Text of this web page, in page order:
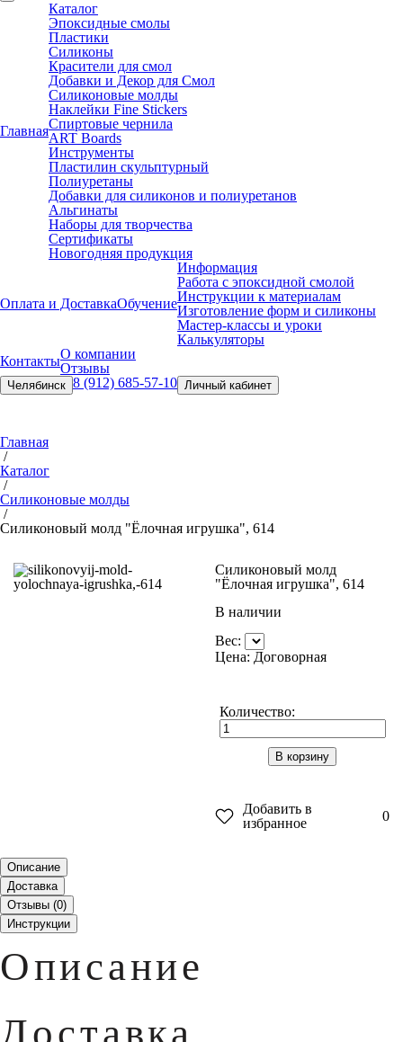
Главная
Каталог
Эпоксидные смолы
Пластики
Силиконы
Красители для смол
Добавки и Декор для Смол
Силиконовые молды
Наклейки Fine Stickers
Спиртовые чернила
ART Boards
Инструменты
Пластилин скульптурный
Полиуретаны
Добавки для силиконов и полиуретанов
Альгинаты
Наборы для творчества
Сертификаты
Новогодняя продукция
Оплата и ДоставкаОбучение
Информация
Работа с эпоксидной смолой
Инструкции к материалам
Изготовление форм и силиконы
Мастер-классы и уроки
Калькуляторы
КонтактыО компании
Отзывы
Челябинск 8 (912) 685-57-10 Личный кабинет
Главная
/
Каталог
/
Силиконовые молды
/
Силиконовый молд "Ёлочная игрушка", 614
Силиконовый молд
"Ёлочная игрушка", 614
В наличии
Вес:
Цена: Договорная
Количество:
В корзину
Добавить в
избранное
0
Описание
Доставка
Отзывы (0)
Инструкции
Описание
Доставка